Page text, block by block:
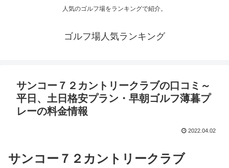
人気のゴルフ場をランキングで紹介。
ゴルフ場人気ランキング
サンコー７２カントリークラブの口コミ～
平日、土日格安プラン・早朝ゴルフ薄暮プ
レーの料金情報
2022.04.02
サンコー７２カントリークラブ